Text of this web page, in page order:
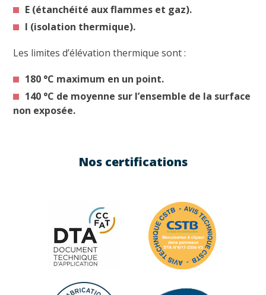
E (étanchéité aux flammes et gaz).
I (isolation thermique).
Les limites d’élévation thermique sont :
180 °C maximum en un point.
140 °C de moyenne sur l’ensemble de la surface
non exposée.
Nos certifications